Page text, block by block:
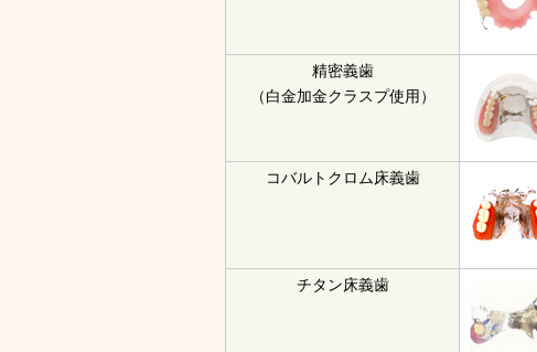
精密義歯
（白金加金クラスプ使用）
コバルトクロム床義歯
チタン床義歯